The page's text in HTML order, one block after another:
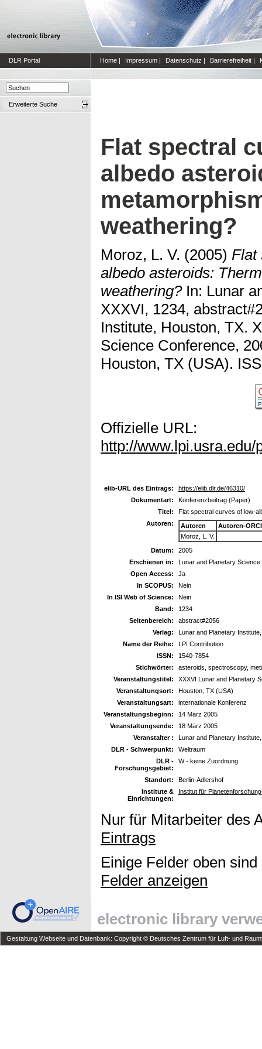
DLR Portal Home | Impressum | Datenschutz | Barrierefreiheit |
Erweiterte Suche
Flat spectral
albedo
weathering?
Moroz, L. V. (2005) Flat
albedo asteroids:
weathering?In: Lunar
XXXVI, 1234,
Institute, Houston, TX.
Science Conference,
Houston, TX (USA).
Offizielle URL:
http://
elib-URL des Eintrags:
https://elib.dlr.de/46310/
Dokumentart:
Konferenzbeitrag (Paper)
Titel:
Flat spectral curves of low-
Autoren:
Autoren
Autoren-
Moroz, L. V.
Datum:
2005
Erschienen in:
Lunar and Planetary Science
Open Access:
Ja
In SCOPUS:
Nein
In ISI Web of Science:
Nein
Band:
1234
Seitenbereich:
abstract#2056
Verlag:
Lunar and Planetary
Name der Reihe:
LPI Contribution
ISSN:
1540-7854
Stichwörter:
asteroids, spectroscopy,
Veranstaltungstitel:
XXXVI Lunar and Planetary
Veranstaltungsort:
Houston, TX (USA)
Veranstaltungsart:
internationale Konferenz
Veranstaltungsbeginn:
14 März 2005
Veranstaltungsende:
18 März 2005
Veranstalter :
Lunar and Planetary
DLR - Schwerpunkt:
Weltraum
DLR -
Forschungsgebiet:
W - keine Zuordnung
Standort:
Berlin-Adlershof
Institute &
Einrichtungen:
Institut für
Nur für Mitarbeiter des
Eintrags
Einige Felder oben
Felder anzeigen
electronic library
Gestaltung Webseite und Datenbank: Copyright © Deutsches Zentrum für Luft- und